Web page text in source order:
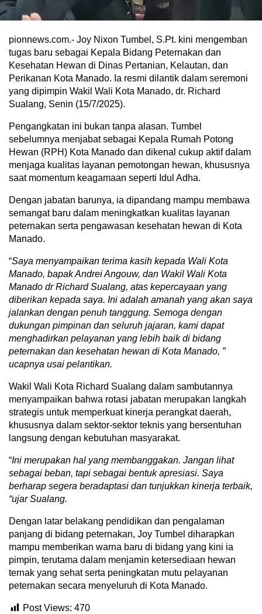
pionnews.com.- Joy Nixon Tumbel, S.Pt. kini mengemban
tugas baru sebagai Kepala Bidang Peternakan dan
Kesehatan Hewan di Dinas Pertanian, Kelautan, dan
Perikanan Kota Manado. Ia resmi dilantik dalam seremoni
yang dipimpin Wakil Wali Kota Manado, dr. Richard
Sualang, Senin (15/7/2025).
Pengangkatan ini bukan tanpa alasan. Tumbel
sebelumnya menjabat sebagai Kepala Rumah Potong
Hewan (RPH) Kota Manado dan dikenal cukup aktif dalam
menjaga kualitas layanan pemotongan hewan, khususnya
saat momentum keagamaan seperti Idul Adha.
Dengan jabatan barunya, ia dipandang mampu membawa
semangat baru dalam meningkatkan kualitas layanan
peternakan serta pengawasan kesehatan hewan di Kota
Manado.
“Saya menyampaikan terima kasih kepada Wali Kota
Manado, bapak Andrei Angouw, dan Wakil Wali Kota
Manado dr Richard Sualang, atas kepercayaan yang
diberikan kepada saya. Ini adalah amanah yang akan saya
jalankan dengan penuh tanggung. Semoga dengan
dukungan pimpinan dan seluruh jajaran, kami dapat
menghadirkan pelayanan yang lebih baik di bidang
peternakan dan kesehatan hewan di Kota Manado, ”
ucapnya usai pelantikan.
Wakil Wali Kota Richard Sualang dalam sambutannya
menyampaikan bahwa rotasi jabatan merupakan langkah
strategis untuk memperkuat kinerja perangkat daerah,
khususnya dalam sektor-sektor teknis yang bersentuhan
langsung dengan kebutuhan masyarakat.
“Ini merupakan hal yang membanggakan. Jangan lihat
sebagai beban, tapi sebagai bentuk apresiasi. Saya
berharap segera beradaptasi dan tunjukkan kinerja terbaik,
“ujar Sualang.
Dengan latar belakang pendidikan dan pengalaman
panjang di bidang peternakan, Joy Tumbel diharapkan
mampu memberikan warna baru di bidang yang kini ia
pimpin, terutama dalam menjamin ketersediaan hewan
ternak yang sehat serta peningkatan mutu pelayanan
peternakan secara menyeluruh di Kota Manado.
Post Views: 470